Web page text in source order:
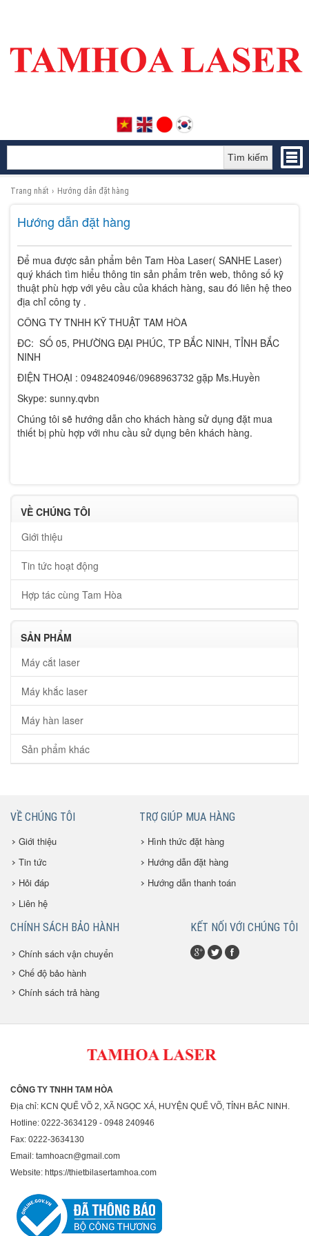
Tìm kiếm
Trang nhất › Hướng dẫn đặt hàng
Hướng dẫn đặt hàng
Để mua được sản phẩm bên Tam Hòa Laser( SANHE Laser)
quý khách tìm hiểu thông tin sản phẩm trên web, thông số kỹ
thuật phù hợp với yêu cầu của khách hàng, sau đó liên hệ theo
địa chỉ công ty .
CÔNG TY TNHH KỸ THUẬT TAM HÒA
ĐC: SỐ 05, PHƯỜNG ĐẠI PHÚC, TP BẮC NINH, TỈNH BẮC
NINH
ĐIỆN THOẠI : 0948240946/0968963732 gặp Ms.Huyền
Skype: sunny.qvbn
Chúng tôi sẽ hướng dẫn cho khách hàng sử dụng đặt mua
thiết bị phù hợp với nhu cầu sử dụng bên khách hàng.
VỀ CHÚNG TÔI
Giới thiệu
Tin tức hoạt động
Hợp tác cùng Tam Hòa
SẢN PHẨM
Máy cắt laser
Máy khắc laser
Máy hàn laser
Sản phẩm khác
VỀ CHÚNG TÔI
Giới thiệu
Tin tức
Hỏi đáp
Liên hệ
TRỢ GIÚP MUA HÀNG
Hình thức đặt hàng
Hướng dẫn đặt hàng
Hướng dẫn thanh toán
CHÍNH SÁCH BẢO HÀNH
Chính sách vận chuyển
Chế độ bảo hành
Chính sách trả hàng
KẾT NỐI VỚI CHÚNG TÔI
CÔNG TY TNHH TAM HÒA
Địa chỉ: KCN QUẾ VÕ 2, XÃ NGỌC XÁ, HUYỆN QUẾ VÕ, TỈNH BẮC NINH.
Hotline: 0222-3634129 - 0948 240946
Fax: 0222-3634130
Email: tamhoacn@gmail.com
Website: https://thietbilasertamhoa.com